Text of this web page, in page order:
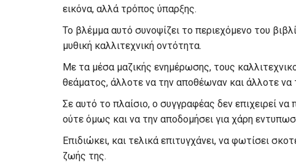
εικόνα, αλλά τρόπος ύπαρξης.
Το βλέμμα αυτό συνοψίζει το περιεχόμενο του
μυθική καλλιτεχνική οντότητα.
Με τα μέσα μαζικής ενημέρωσης, τους
θεάματος, άλλοτε να την αποθέωναν και άλλοτε να
Σε αυτό το πλαίσιο, ο συγγραφέας δεν επιχειρεί
ούτε όμως και να την αποδομήσει για χάρη
Επιδιώκει, και τελικά επιτυγχάνει, να φωτίσει
ζωής της.